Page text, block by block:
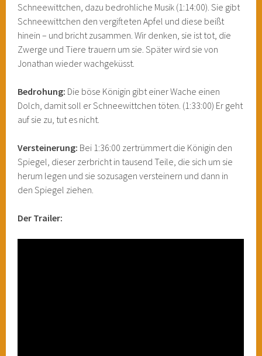
Schneewittchen, dazu bedrohliche Musik (1:14:00). Sie gibt
Schneewittchen den vergifteten Apfel und diese beißt
hinein – und bricht zusammen. Wir denken, sie ist tot, die
Zwerge und Tiere trauern um sie. Später wird sie von
Jonathan wieder wachgeküsst.
Bedrohung: Die böse Königin gibt einer Wache einen
Dolch, damit soll er Schneewittchen töten. (1:33:00) Er geht
auf sie zu, tut es nicht.
Versteinerung: Bei 1:36:00 zertrümmert die Königin den
Spiegel, dieser zerbricht in tausend Teile, die sich um sie
herum legen und sie sozusagen versteinern und dann in
den Spiegel ziehen.
Der Trailer: